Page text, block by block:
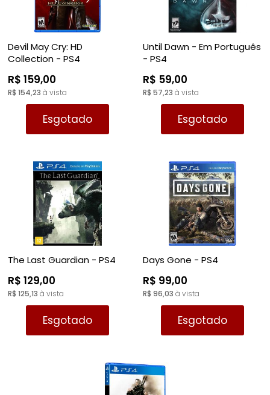
Devil May Cry: HD
Collection - PS4
R$ 159,00
R$ 154,23 à vista
Esgotado
Until Dawn - Em Português
- PS4
R$ 59,00
R$ 57,23 à vista
Esgotado
The Last Guardian - PS4
R$ 129,00
R$ 125,13 à vista
Esgotado
Days Gone - PS4
R$ 99,00
R$ 96,03 à vista
Esgotado